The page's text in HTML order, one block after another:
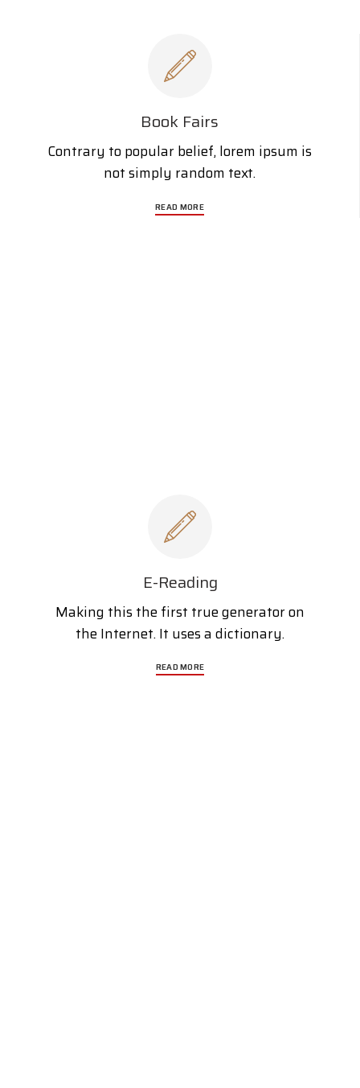
Book Fairs
Contrary to popular belief, lorem ipsum is
not simply random text.
READ MORE
E-Reading
Making this the first true generator on
the Internet. It uses a dictionary.
READ MORE